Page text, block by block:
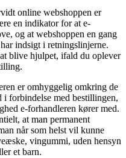
online webshoppen er
en indikator for at e-
og at webshoppen en gang
indsigt i retningslinjerne.
blive hjulpet, ifald du oplever
er omhyggelig omkring de
forbindelse med bestillingen,
e-forhandleren kører med.
at man permanent
når som helst vil kunne
vingummi, uden hensyn
et barn.